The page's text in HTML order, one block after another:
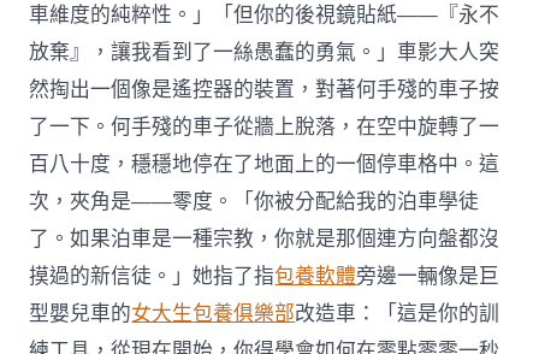
車維度的純粹性。」「但你的後視鏡貼紙——『永不
放棄』，讓我看到了一絲愚蠢的勇氣。」車影大人突
然掏出一個像是遙控器的裝置，對著何手殘的車子按
了一下。何手殘的車子從牆上脫落，在空中旋轉了一
百八十度，穩穩地停在了地面上的一個停車格中。這
次，夾角是——零度。「你被分配給我的泊車學徒
了。如果泊車是一種宗教，你就是那個連方向盤都沒
摸過的新信徒。」她指了指包養軟體旁邊一輛像是巨
型嬰兒車的女大生包養俱樂部改造車：「這是你的訓